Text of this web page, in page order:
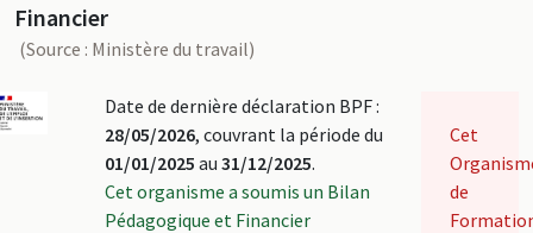
Financier
(Source : Ministère du travail)
Date de dernière déclaration BPF :
28/05/2026, couvrant la période du
01/01/2025 au 31/12/2025.
Cet organisme a soumis un Bilan
Pédagogique et Financier
Cet
de